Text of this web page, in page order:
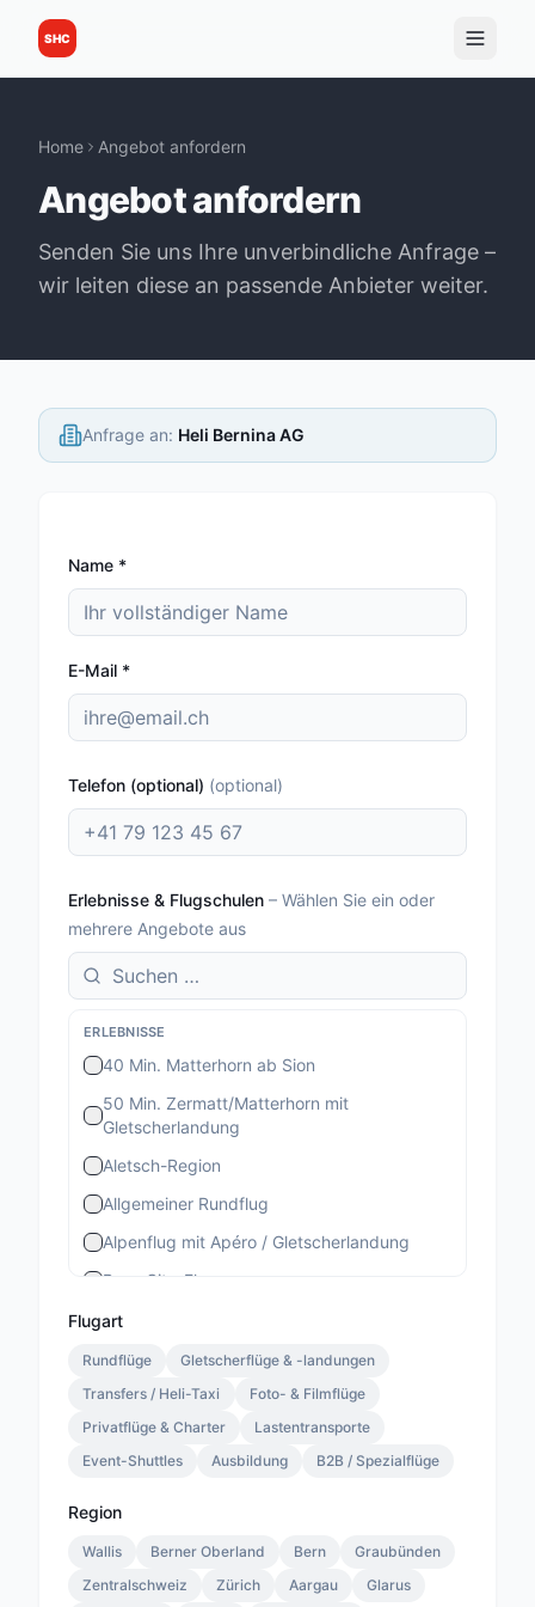
SHC
Home Angebot anfordern
Angebot anfordern
Senden Sie uns Ihre unverbindliche Anfrage –
wir leiten diese an passende Anbieter weiter.
Anfrage an: Heli Bernina AG
Name *
E-Mail *
Telefon (optional) (optional)
Erlebnisse & Flugschulen – Wählen Sie ein oder
mehrere Angebote aus
ERLEBNISSE
40 Min. Matterhorn ab Sion
50 Min. Zermatt/Matterhorn mit
Gletscherlandung
Aletsch-Region
Allgemeiner Rundflug
Alpenflug mit Apéro / Gletscherlandung
Bern-City-Flug
Berner Stadtrundflug
Berner-Altstadt-Flug
Bernina-Gletscherflug
Bietschhorn-Region
Eiger-Mönch-Jungfrau
Gourmet Special
Gourmet Standard
Lauterbrunnen 13 Min.
Flugart
Rundflüge
Gletscherflüge & -landungen
Transfers / Heli-Taxi
Foto- & Filmflüge
Privatflüge & Charter
Lastentransporte
Event-Shuttles
Ausbildung B2B / Spezialflüge
Region
Wallis Berner Oberland Bern
Graubünden
Zentralschweiz
Zürich Aargau
Glarus